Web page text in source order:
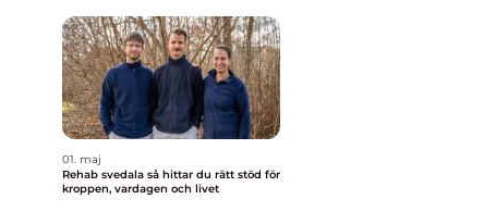
01. maj
Rehab svedala så hittar du rätt stöd för
kroppen, vardagen och livet